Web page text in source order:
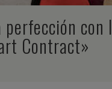
con
Contract»